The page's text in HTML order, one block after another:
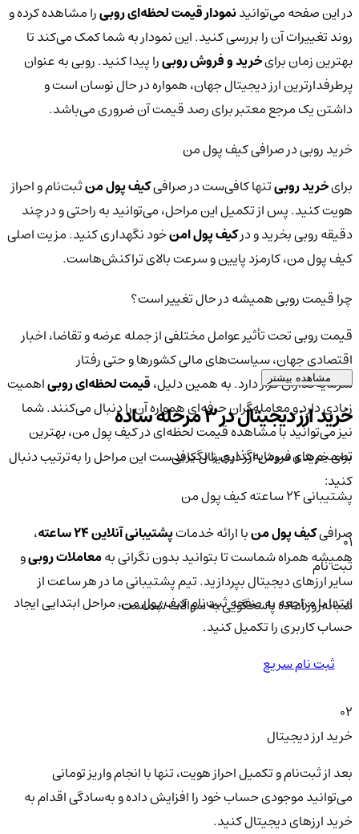
در این صفحه می‌توانیدنمودار قیمت لحظه‌ای روبیرا مشاهده کرده و
روند تغییرات آن را بررسی کنید. این نمودار به شما کمک می‌کند تا
بهترین زمان برایخرید و فروش روبیرا پیدا کنید. روبی به عنوان
پرطرفدارترین ارز دیجیتال جهان، همواره در حال نوسان است و
داشتن یک مرجع معتبر برای رصد قیمت آن ضروری می‌باشد.
خرید روبی در صرافی کیف پول من
برایخرید روبیتنها کافی‌ست در صرافیکیف پول منثبت‌نام و احراز
هویت کنید. پس از تکمیل این مراحل، می‌توانید به راحتی و در چند
دقیقه روبی بخرید و درکیف پول امنخود نگهداری کنید. مزیت اصلی
کیف پول من، کارمزد پایین و سرعت بالای تراکنش‌هاست.
چرا قیمت روبی همیشه در حال تغییر است؟
قیمت روبی تحت تأثیر عوامل مختلفی از جمله عرضه و تقاضا، اخبار
اقتصادی جهان، سیاست‌های مالی کشورها و حتی رفتار
سرمایه‌گذاران قرار دارد. به همین دلیل،قیمت لحظه‌ای روبیاهمیت
زیادی دارد و معامله‌گران حرفه‌ای همواره آن را دنبال می‌کنند. شما
نیز می‌توانید با مشاهده قیمت لحظه‌ای در کیف پول من، بهترین
تصمیم‌های سرمایه‌گذاری را بگیرید.
پشتیبانی ۲۴ ساعته کیف پول من
صرافیکیف پول منبا ارائه خدماتپشتیبانی آنلاین ۲۴ ساعته
،
همیشه همراه شماست تا بتوانید بدون نگرانی بهمعاملات روبیو
سایر ارزهای دیجیتال بپردازید. تیم پشتیبانی ما در هر ساعت از
شبانه‌روز آماده پاسخگویی به سوالات شماست.
مشاهده بیشتر
خرید ارز دیجیتال در 3 مرحله ساده
برای خرید و فروش ارز دیجیتال کافی‌ست این مراحل را به‌ترتیب دنبال
کنید:
01
ثبت نام
ابتدا با مراجعه به صفحه ثبت‌نام کیف‌ پول من، مراحل ابتدایی ایجاد
حساب کاربری را تکمیل کنید.
ثبت نام سریع
02
خرید ارز دیجیتال
بعد از ثبت‌نام و تکمیل احراز هویت، تنها با انجام واریز تومانی
می‌توانید موجودی حساب خود را افزایش داده و به‌سادگی اقدام به
خرید ارزهای دیجیتال کنید.